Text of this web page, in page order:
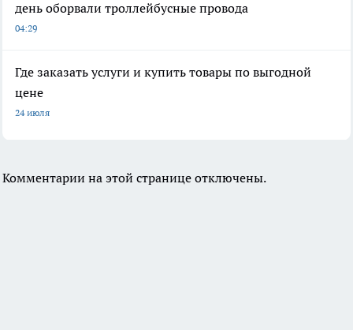
день оборвали троллейбусные провода
04:29
Где заказать услуги и купить товары по выгодной
цене
24 июля
Комментарии на этой странице отключены.